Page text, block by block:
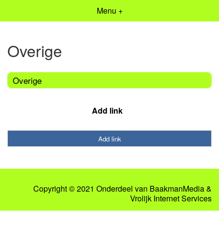
Menu +
Overige
Overige
Add link
Add link
Copyright © 2021 Onderdeel van BaakmanMedia&
Vrolijk Internet Services